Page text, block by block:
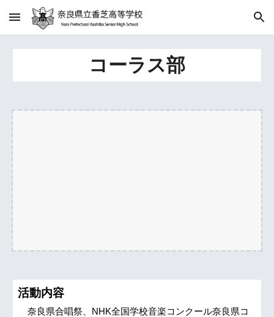
Skip to main content Skip to navigation
コーラス部
活動内容
奈良県合唱祭、NHK全国学校音楽コンクール奈良県コ